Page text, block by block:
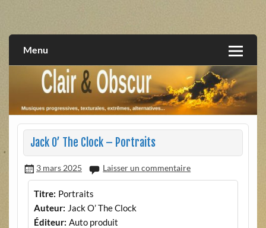
extrêmes, alternatives, texturales
Menu
Jack O’ The Clock – Portraits
3 mars 2025 Laisser un commentaire
Titre: Portraits
Auteur: Jack O’ The Clock
Éditeur: Auto produit